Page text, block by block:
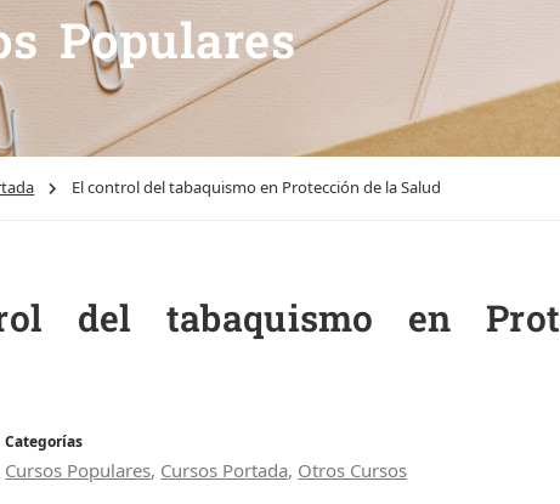
Populares
El control del tabaquismo en Protección de la Salud
del tabaquismo en
Categorías
Cursos Populares, Cursos Portada, Otros Cursos